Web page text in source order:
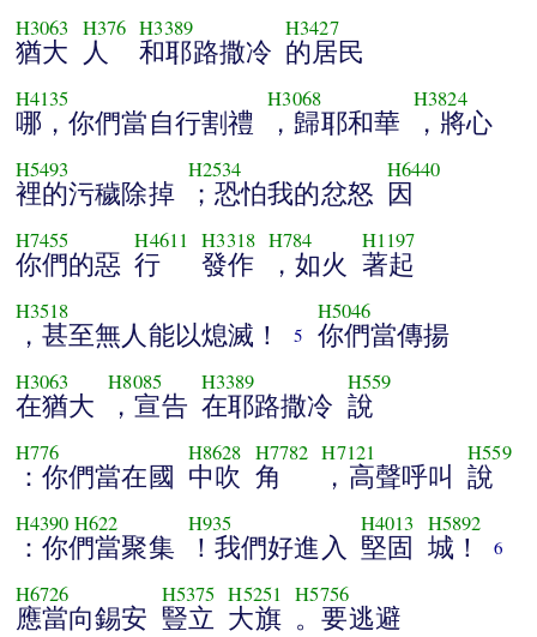
H3063
猶大
H376
人
H3389
和耶路撒冷
H3427
的居民
H4135
哪，你們當自行割禮
H3068
，歸耶和華
H3824
，將心
H5493
裡的污穢除掉
H2534
；恐怕我的忿怒
H6440
因
H7455
你們的惡
H4611
行
H3318
發作
H784
，如火
H1197
著起
H3518
，甚至無人能以熄滅！ 5
H5046
你們當傳揚
H3063
在猶大
H8085
，宣告
H3389
在耶路撒冷
H559
說
H776
：你們當在國
H8628
中吹
H7782
角
H7121
，高聲呼叫
H559
說
H4390 H622
：你們當聚集
H935
！我們好進入
H4013
堅固
H5892
城！ 6
H6726
應當向錫安
H5375
豎立
H5251
大旗
H5756
。要逃避